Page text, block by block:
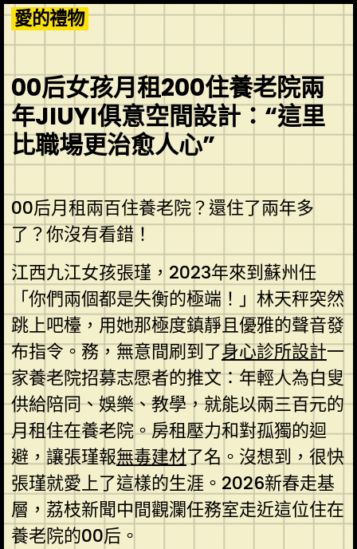
Skip
to
content
愛的禮物
00后女孩月租200住養老院兩
年JIUYI俱意空間設計：“這里
比職場更治愈人心”
00后月租兩百住養老院？還住了兩年多
了？你沒有看錯！
江西九江女孩張瑾，2023年來到蘇州任
「你們兩個都是失衡的極端！」林天秤突然
跳上吧檯，用她那極度鎮靜且優雅的聲音發
布指令。務，無意間刷到了身心診所設計一
家養老院招募志愿者的推文：年輕人為白叟
供給陪同、娛樂、教學，就能以兩三百元的
月租住在養老院。房租壓力和對孤獨的迴
避，讓張瑾報無毒建材了名。沒想到，很快
張瑾就愛上了這樣的生涯。2026新春走基
層，荔枝新聞中間觀瀾任務室走近這位住在
養老院的00后。